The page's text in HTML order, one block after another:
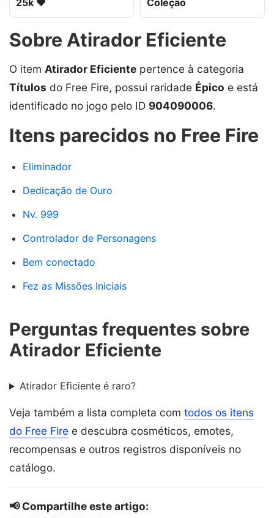
Sobre Atirador Eficiente
O item Atirador Eficiente pertence à categoria
Títulos do Free Fire, possui raridade Épico e está
identificado no jogo pelo ID 904090006.
Itens parecidos no Free Fire
Eliminador
Dedicação de Ouro
Nv. 999
Controlador de Personagens
Bem conectado
Fez as Missões Iniciais
Perguntas frequentes sobre
Atirador Eficiente
Atirador Eficiente é raro?
Veja também a lista completa com todos os itens
do Free Fire e descubra cosméticos, emotes,
recompensas e outros registros disponíveis no
catálogo.
📢 Compartilhe este artigo: